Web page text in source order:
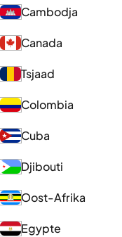
Cambodja
Canada
Tsjaad
Colombia
Cuba
Djibouti
Oost-Afrika
Egypte